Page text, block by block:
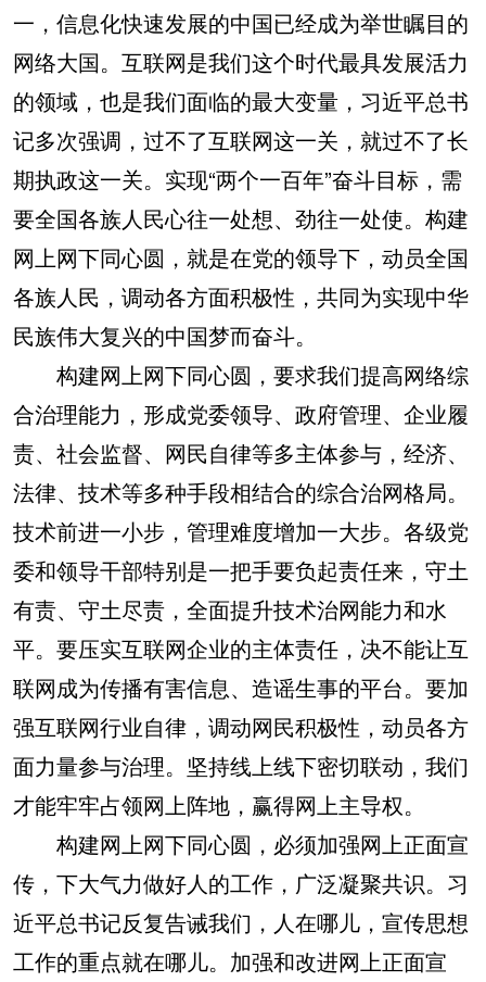
一，信息化快速发展的中国已经成为举世瞩目的
网络大国。互联网是我们这个时代最具发展活力
的领域，也是我们面临的最大变量，习近平总书
记多次强调，过不了互联网这一关，就过不了长
期执政这一关。实现“两个一百年”奋斗目标，需
要全国各族人民心往一处想、劲往一处使。构建
网上网下同心圆，就是在党的领导下，动员全国
各族人民，调动各方面积极性，共同为实现中华
民族伟大复兴的中国梦而奋斗。
构建网上网下同心圆，要求我们提高网络综
合治理能力，形成党委领导、政府管理、企业履
责、社会监督、网民自律等多主体参与，经济、
法律、技术等多种手段相结合的综合治网格局。
技术前进一小步，管理难度增加一大步。各级党
委和领导干部特别是一把手要负起责任来，守土
有责、守土尽责，全面提升技术治网能力和水
平。要压实互联网企业的主体责任，决不能让互
联网成为传播有害信息、造谣生事的平台。要加
强互联网行业自律，调动网民积极性，动员各方
面力量参与治理。坚持线上线下密切联动，我们
才能牢牢占领网上阵地，赢得网上主导权。
构建网上网下同心圆，必须加强网上正面宣
传，下大气力做好人的工作，广泛凝聚共识。习
近平总书记反复告诫我们，人在哪儿，宣传思想
工作的重点就在哪儿。加强和改进网上正面宣